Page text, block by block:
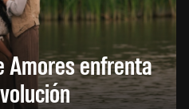
Amores enfrenta